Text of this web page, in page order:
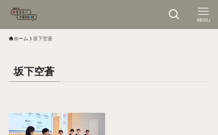
MENU
ホーム 坂下空蒼
坂下空蒼